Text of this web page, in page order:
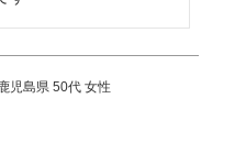
児島県 50代 女性